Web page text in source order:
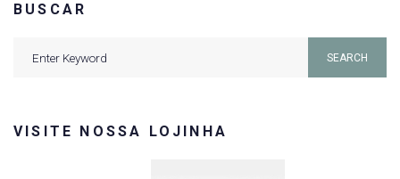
BUSCAR
SEARCH
VISITE NOSSA LOJINHA